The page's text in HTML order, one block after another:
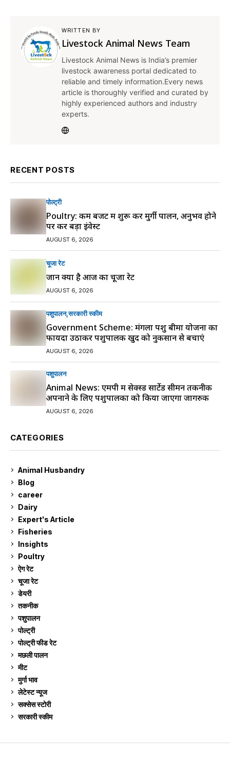
WRITTEN BY
Livestock Animal News Team
Livestock Animal News is India’s premier
livestock awareness portal dedicated to
reliable and timely information.Every news
article is thoroughly verified and curated by
highly experienced authors and industry
experts.
RECENT POSTS
पोल्ट्री
Poultry: कम बजट में शुरू करें मुर्गी पालन, अनुभव होने
पर करें बड़ा इंवेस्ट
AUGUST 6, 2026
चूजा रेट
जानें क्या है आज का चूजा रेट
AUGUST 6, 2026
पशुपालन सरकारी स्की‍म
Government Scheme: मंगला पशु बीमा योजना का
फायदा उठाकर पशुपालक खुद को नुकसान से बचाएं
AUGUST 6, 2026
पशुपालन
Animal News: एमपी में सेक्स्ड सार्टेड सीमन तकनीक
अपनाने के लिए पशुपालकों को किया जाएगा जागरुक
AUGUST 6, 2026
CATEGORIES
Animal Husbandry
Blog
career
Dairy
Expert's Article
Fisheries
Insights
Poultry
ऐग रेट
चूजा रेट
डेयरी
तकनीक
पशुपालन
पोल्ट्री
पोल्ट्री फीड रेट
मछली पालन
मीट
मुर्गा भाव
लेटेस्ट न्यूज
सक्सेस स्टो‍री
सरकारी स्की‍म